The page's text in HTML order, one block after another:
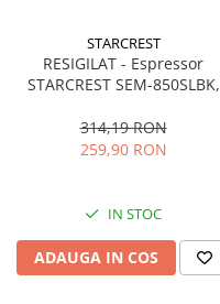
STARCREST
RESIGILAT - Espressor
STARCREST SEM-850SLBK,
detasabil 1.5L, dispozitiv
spumare, filtru dublu din
314,19 RON
259,90 RON
IN STOC
ADAUGA IN COS